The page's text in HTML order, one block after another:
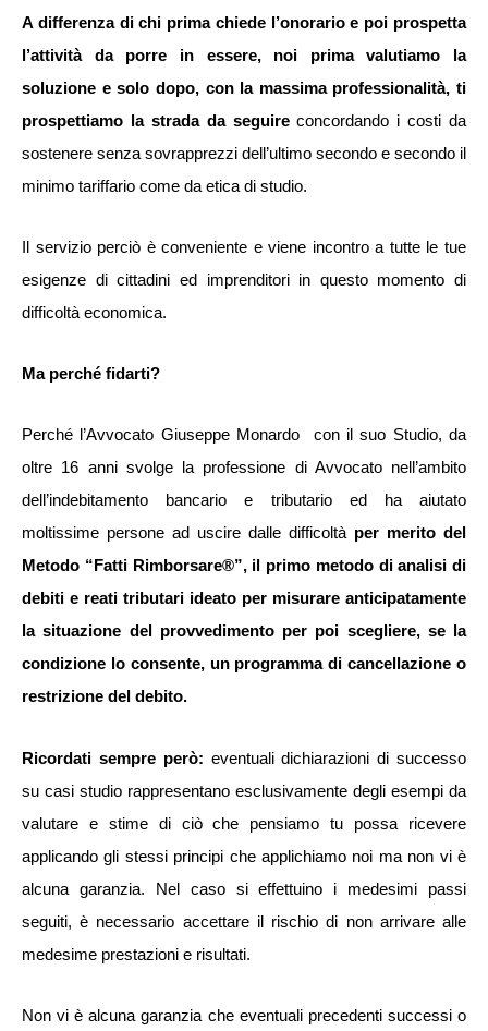
A differenza di chi prima chiede l’onorario e poi prospetta
l’attività da porre in essere, noi prima valutiamo la
soluzione e solo dopo, con la massima professionalità, ti
prospettiamo la strada da seguireconcordando i costi da
sostenere senza sovrapprezzi dell’ultimo secondo e secondo il
minimo tariffario come da etica di studio.
Il servizio perciò è conveniente e viene incontro a tutte le tue
esigenze di cittadini ed imprenditori in questo momento di
difficoltà economica.
Ma perché fidarti?
Perché l’Avvocato Giuseppe Monardo con il suo Studio, da
oltre 16 anni svolge la professione di Avvocato nell’ambito
dell’indebitamento bancario e tributario ed ha aiutato
moltissime persone ad uscire dalle difficoltà per merito del
Metodo “Fatti Rimborsare®”, il primo metodo di analisi di
debiti e reati tributari ideato per misurare anticipatamente
la situazione del provvedimento per poi scegliere, se la
condizione lo consente, un programma di cancellazione o
restrizione del debito.
Ricordati sempre però: eventuali dichiarazioni di successo
su casi studio rappresentano esclusivamente degli esempi da
valutare e stime di ciò che pensiamo tu possa ricevere
applicando gli stessi principi che applichiamo noi ma non vi è
alcuna garanzia. Nel caso si effettuino i medesimi passi
seguiti, è necessario accettare il rischio di non arrivare alle
medesime prestazioni e risultati.
Non vi è alcuna garanzia che eventuali precedenti successi o